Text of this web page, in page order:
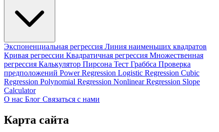
Экспоненциальная регрессия Линия наименьших квадратов
Кривая регрессии Квадратичная регрессия Множественная
регрессия Калькулятор Пирсона Тест Граббса Проверка
предположений Power Regression Logistic Regression Cubic
Regression Polynomial Regression Nonlinear Regression Slope
Calculator
О нас Блог Связаться с нами
Карта сайта